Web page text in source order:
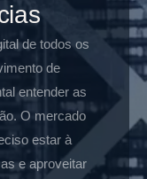
de todos os
de
entender as
O mercado
estar à
e aproveitar